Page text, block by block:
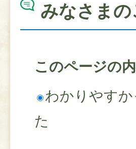
みなさま
このページの
わかりやすか
た